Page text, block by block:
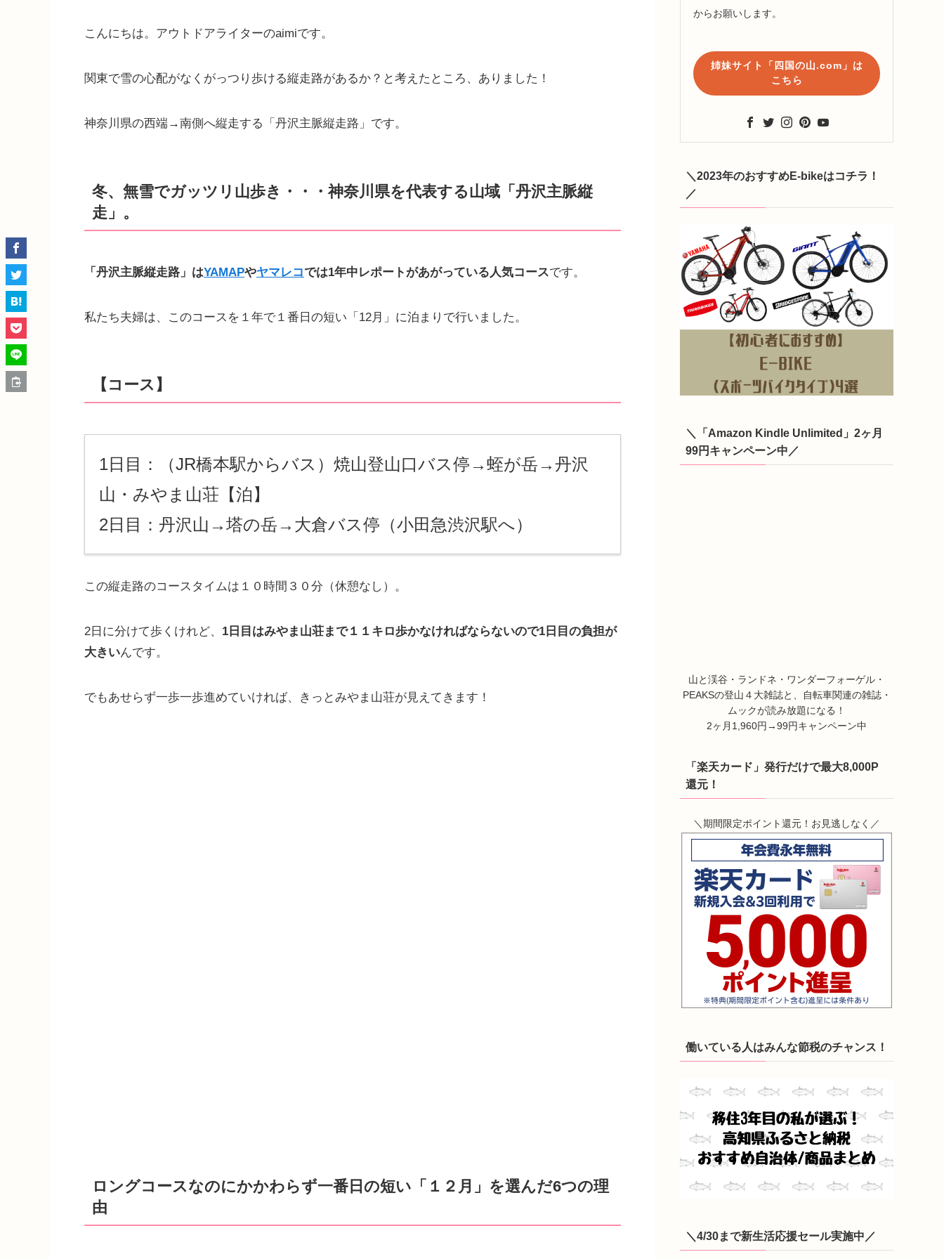
こんにちは。アウトドアライターのaimiです。
関東で雪の心配がなくがっつり歩ける縦走路があるか？と考えたところ、ありました！
神奈川県の西端→南側へ縦走する「丹沢主脈縦走路」です。
冬、無雪でガッツリ山歩き・・・神奈川県を代表する山域「丹沢主脈縦
走」。
「丹沢主脈縦走路」はYAMAPやヤマレコでは1年中レポートがあがっている人気コースです。
私たち夫婦は、このコースを１年で１番日の短い「12月」に泊まりで行いました。
【コース】
1日目：（JR橋本駅からバス）焼山登山口バス停→蛭が岳→丹沢
山・みやま山荘【泊】
2日目：丹沢山→塔の岳→大倉バス停（小田急渋沢駅へ）
この縦走路のコースタイムは１０時間３０分（休憩なし）。
2日に分けて歩くけれど、 1日目はみやま山荘まで１１キロ歩かなければならないので1日目の負担が
大きいんです。
でもあせらず一歩一歩進めていければ、きっとみやま山荘が見えてきます！
ロングコースなのにかかわらず一番日の短い「１２月」を選んだ6つの理
由
からお願いします。
姉妹サイト「四国の山.com」は
こちら
＼2023年のおすすめE-bikeはコチラ！
／
＼「Amazon Kindle Unlimited」2ヶ月
99円キャンペーン中／
山と渓谷・ランドネ・ワンダーフォーゲル・
PEAKSの登山４大雑誌と、自転車関連の雑誌・
ムックが読み放題になる！
2ヶ月1,960円→99円キャンペーン中
「楽天カード」発行だけで最大8,000P
還元！
＼期間限定ポイント還元！お見逃しなく／
働いている人はみんな節税のチャンス！
＼4/30まで新生活応援セール実施中／